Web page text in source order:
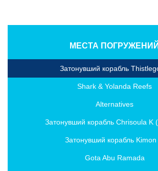
МЕСТА ПОГРУЖЕНИЙ
Затонувший корабль
Shark & Yolanda Reefs
Alternatives
Затонувший корабль Chrisoula K
Затонувший корабль Kimon
Gota Abu Ramada